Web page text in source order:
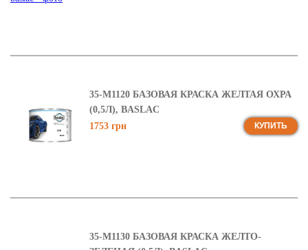
35-М1120 БАЗОВАЯ КРАСКА ЖЕЛТАЯ ОХРА
(0,5Л), BASLAC
1753 грн
КУПИТЬ
35-М1130 БАЗОВАЯ КРАСКА ЖЕЛТО-